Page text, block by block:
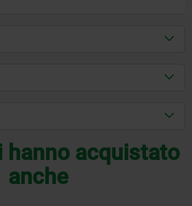
acquistato
anche